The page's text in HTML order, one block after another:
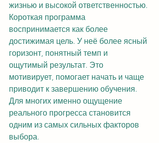
жизнью и высокой ответственностью.
Короткая программа
воспринимается как более
достижимая цель. У неё более ясный
горизонт, понятный темп и
ощутимый результат. Это
мотивирует, помогает начать и чаще
приводит к завершению обучения.
Для многих именно ощущение
реального прогресса становится
одним из самых сильных факторов
выбора.